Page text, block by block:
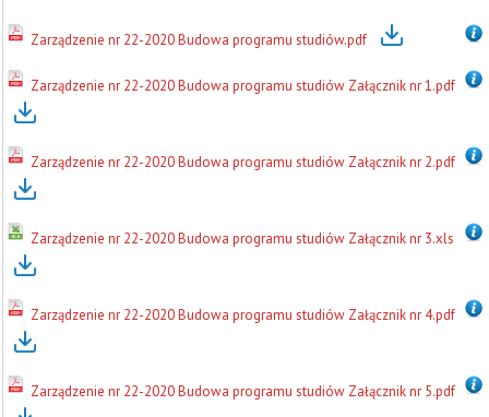
Zarządzenie nr 22-2020 Budowa programu studiów.pdf
Zarządzenie nr 22-2020 Budowa programu studiów Załącznik nr 1.pdf
Zarządzenie nr 22-2020 Budowa programu studiów Załącznik nr 2.pdf
Zarządzenie nr 22-2020 Budowa programu studiów Załącznik nr 3.xls
Zarządzenie nr 22-2020 Budowa programu studiów Załącznik nr 4.pdf
Zarządzenie nr 22-2020 Budowa programu studiów Załącznik nr 5.pdf